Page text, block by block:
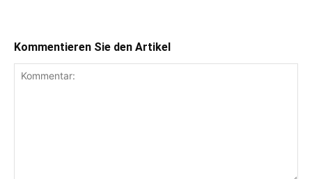
Kommentieren Sie den Artikel